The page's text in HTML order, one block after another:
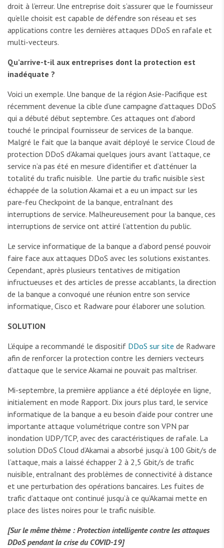
droit à l’erreur. Une entreprise doit s’assurer que le fournisseur
qu’elle choisit est capable de défendre son réseau et ses
applications contre les dernières attaques DDoS en rafale et
multi-vecteurs.
Qu’arrive-t-il aux entreprises dont la protection est
inadéquate ?
Voici un exemple. Une banque de la région Asie-Pacifique est
récemment devenue la cible d’une campagne d’attaques DDoS
qui a débuté début septembre. Ces attaques ont d’abord
touché le principal fournisseur de services de la banque.
Malgré le fait que la banque avait déployé le service Cloud de
protection DDoS d’Akamai quelques jours avant l’attaque, ce
service n’a pas été en mesure d’identifier et d’atténuer la
totalité du trafic nuisible. Une partie du trafic nuisible s’est
échappée de la solution Akamai et a eu un impact sur les
pare-feu Checkpoint de la banque, entraînant des
interruptions de service. Malheureusement pour la banque, ces
interruptions de service ont attiré l’attention du public.
Le service informatique de la banque a d’abord pensé pouvoir
faire face aux attaques DDoS avec les solutions existantes.
Cependant, après plusieurs tentatives de mitigation
infructueuses et des articles de presse accablants, la direction
de la banque a convoqué une réunion entre son service
informatique, Cisco et Radware pour élaborer une solution.
SOLUTION
L’équipe a recommandé le dispositif DDoS sur site de Radware
afin de renforcer la protection contre les derniers vecteurs
d’attaque que le service Akamai ne pouvait pas maîtriser.
Mi-septembre, la première appliance a été déployée en ligne,
initialement en mode Rapport. Dix jours plus tard, le service
informatique de la banque a eu besoin d’aide pour contrer une
importante attaque volumétrique contre son VPN par
inondation UDP/TCP, avec des caractéristiques de rafale. La
solution DDoS Cloud d’Akamai a absorbé jusqu’à 100 Gbit/s de
l’attaque, mais a laissé échapper 2 à 2,5 Gbit/s de trafic
nuisible, entraînant des problèmes de connectivité à distance
et une perturbation des opérations bancaires. Les fuites de
trafic d’attaque ont continué jusqu’à ce qu’Akamai mette en
place des listes noires pour le trafic nuisible.
[Sur le même thème : Protection intelligente contre les attaques
DDoS pendant la crise du COVID-19]